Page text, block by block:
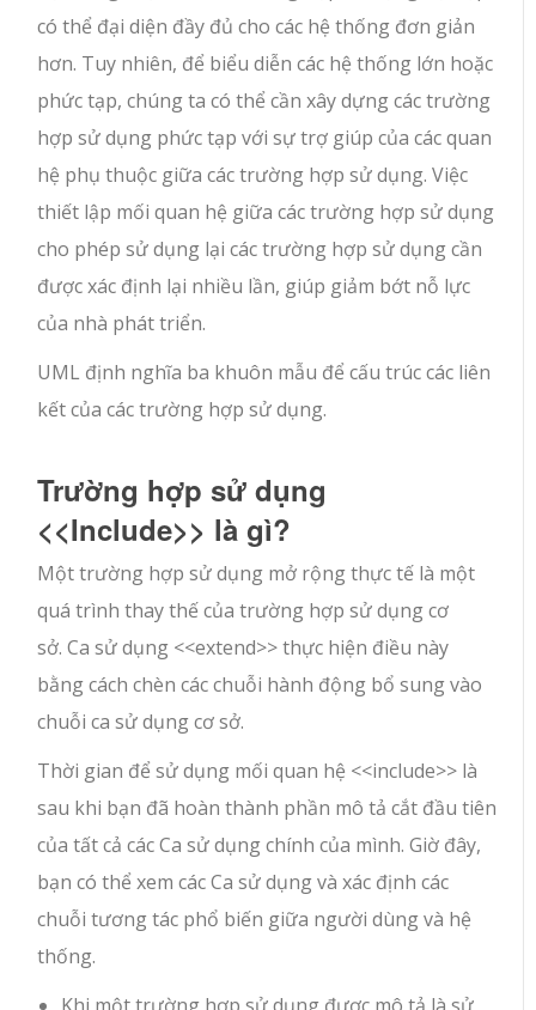
có thể đại diện đầy đủ cho các hệ thống đơn giản
hơn. Tuy nhiên, để biểu diễn các hệ thống lớn hoặc
phức tạp, chúng ta có thể cần xây dựng các trường
hợp sử dụng phức tạp với sự trợ giúp của các quan
hệ phụ thuộc giữa các trường hợp sử dụng. Việc
thiết lập mối quan hệ giữa các trường hợp sử dụng
cho phép sử dụng lại các trường hợp sử dụng cần
được xác định lại nhiều lần, giúp giảm bớt nỗ lực
của nhà phát triển.
UML định nghĩa ba khuôn mẫu để cấu trúc các liên
kết của các trường hợp sử dụng.
Trường hợp sử dụng
<<Include>> là gì?
Một trường hợp sử dụng mở rộng thực tế là một
quá trình thay thế của trường hợp sử dụng cơ
sở. Ca sử dụng <<extend>> thực hiện điều này
bằng cách chèn các chuỗi hành động bổ sung vào
chuỗi ca sử dụng cơ sở.
Thời gian để sử dụng mối quan hệ <<include>> là
sau khi bạn đã hoàn thành phần mô tả cắt đầu tiên
của tất cả các Ca sử dụng chính của mình. Giờ đây,
bạn có thể xem các Ca sử dụng và xác định các
chuỗi tương tác phổ biến giữa người dùng và hệ
thống.